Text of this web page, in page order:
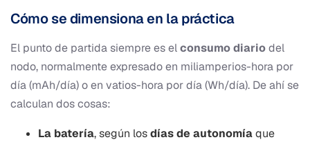
Cómo se dimensiona en la práctica
El punto de partida siempre es elconsumo diariodel
nodo, normalmente expresado en miliamperios-hora por
día (mAh/día) o en vatios-hora por día (Wh/día). De ahí se
calculan dos cosas:
La batería, según losdías de autonomíaque